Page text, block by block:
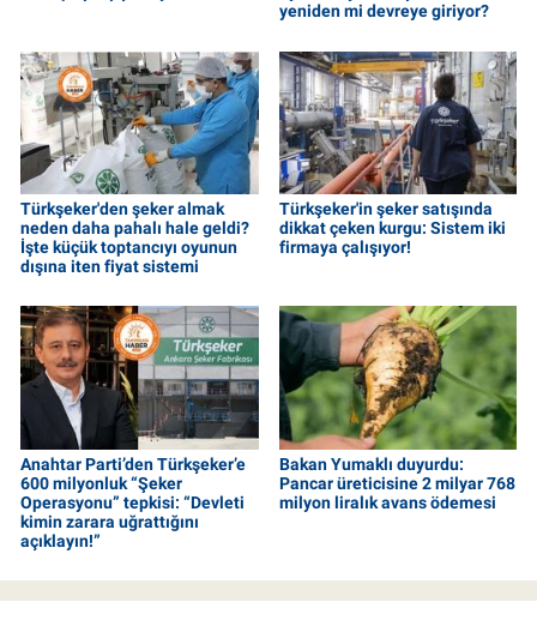
yeniden mi devreye giriyor?
Türkşeker'den şeker almak
neden daha pahalı hale geldi?
İşte küçük toptancıyı oyunun
dışına iten fiyat sistemi
Türkşeker'in şeker satışında
dikkat çeken kurgu: Sistem iki
firmaya çalışıyor!
Anahtar Parti’den Türkşeker’e
600 milyonluk “Şeker
Operasyonu” tepkisi: “Devleti
kimin zarara uğrattığını
açıklayın!”
Bakan Yumaklı duyurdu:
Pancar üreticisine 2 milyar 768
milyon liralık avans ödemesi